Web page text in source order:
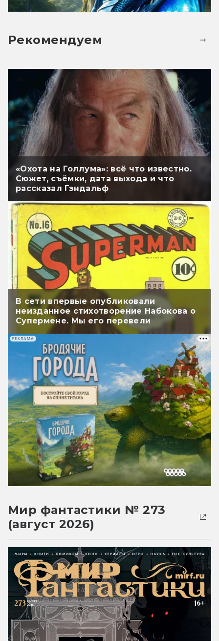
Рекомендуем
«Охота на Голлума»: всё что известно.
Сюжет, съёмки, дата выхода и что
рассказал Гэндальф
В сети впервые опубликовали
неизданное стихотворение Набокова о
Супермене. Мы его перевели
РЕКЛАМА
Мир фантастики № 273
(август 2026)